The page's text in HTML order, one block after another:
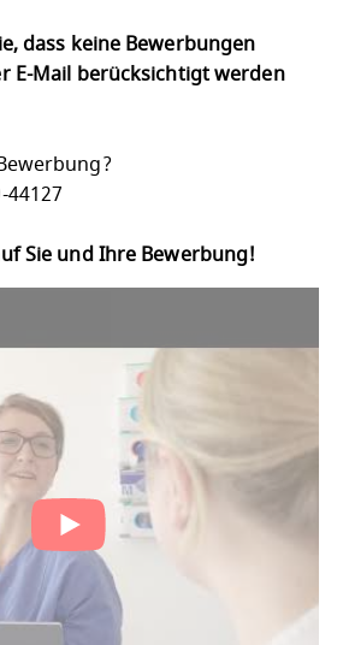
dass keine Bewerbungen
E-Mail berücksichtigt werden
44127
Sie und Ihre Bewerbung!